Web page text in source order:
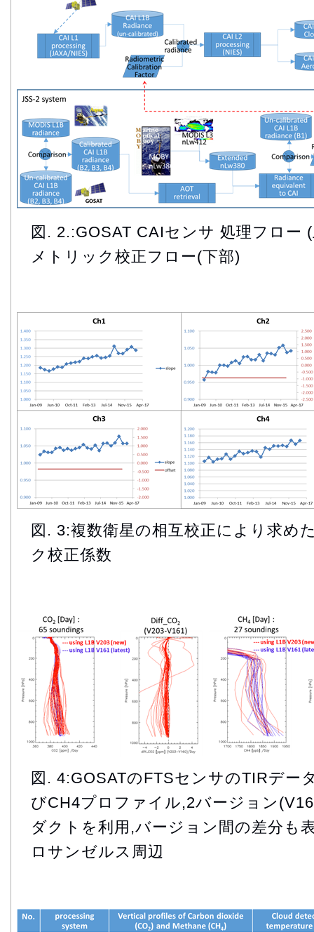
図. 2.:GOSAT CAIセンサ 処理フロー
メトリック校正フロー(下部)
図. 3:複数衛星の相互校正により求め
ク校正係数
図. 4:GOSATのFTSセンサのTIRデー
びCH4プロファイル,2バージョン
ダクトを利用,バージョン間の差分も
ロサンゼルス周辺